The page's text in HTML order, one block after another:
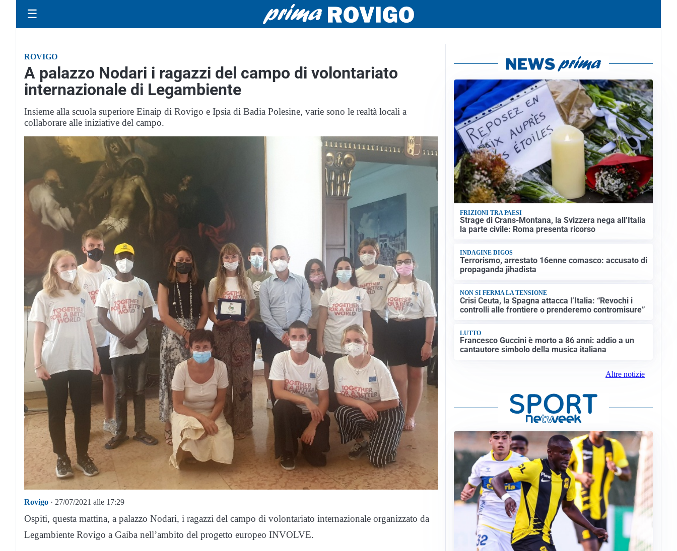
☰
ROVIGO
A palazzo Nodari i ragazzi del campo di volontariato
internazionale di Legambiente
Insieme alla scuola superiore Einaip di Rovigo e Ipsia di Badia Polesine, varie sono le realtà locali a
collaborare alle iniziative del campo.
Rovigo · 27/07/2021 alle 17:29
Ospiti, questa mattina, a palazzo Nodari, i ragazzi del campo di volontariato internazionale organizzato da
Legambiente Rovigo a Gaiba nell’ambito del progetto europeo INVOLVE.
FRIZIONI TRA PAESI
Strage di Crans-Montana, la Svizzera nega all’Italia
la parte civile: Roma presenta ricorso
INDAGINE DIGOS
Terrorismo, arrestato 16enne comasco: accusato di
propaganda jihadista
NON SI FERMA LA TENSIONE
Crisi Ceuta, la Spagna attacca l’Italia: “Revochi i
controlli alle frontiere o prenderemo contromisure”
LUTTO
Francesco Guccini è morto a 86 anni: addio a un
cantautore simbolo della musica italiana
Altre notizie